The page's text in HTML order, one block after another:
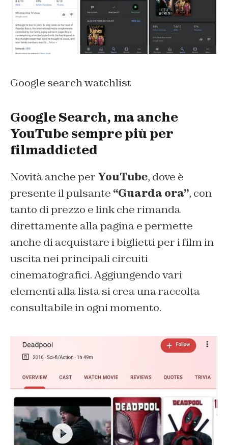
Google search watchlist
Google Search, ma anche
YouTube sempre più per
filmaddicted
Novità anche per YouTube, dove è
presente il pulsante “Guarda ora”, con
tanto di prezzo e link che rimanda
direttamente alla pagina e permette
anche di acquistare i biglietti per i film in
uscita nei principali circuiti
cinematografici. Aggiungendo vari
elementi alla lista si crea una raccolta
consultabile in ogni momento.